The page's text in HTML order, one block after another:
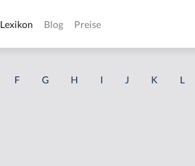
Lexikon Blog Preise
F G H I J K L